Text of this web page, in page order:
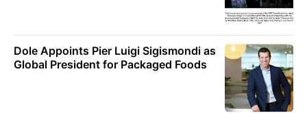
Dole Appoints Pier Luigi Sigismondi as
Global President for Packaged Foods